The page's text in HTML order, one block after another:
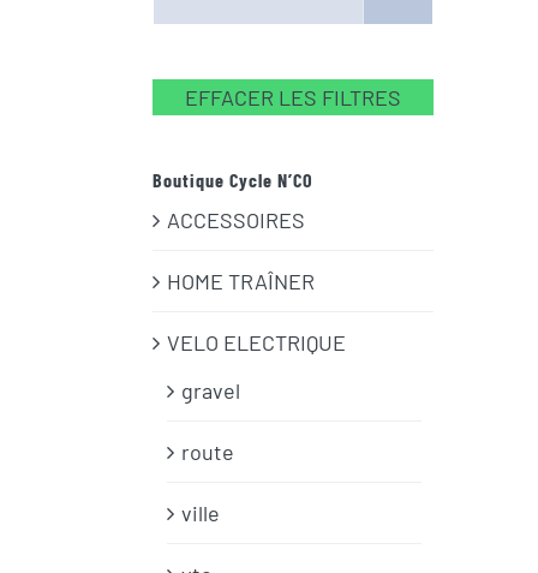
EFFACER LES FILTRES
Boutique Cycle N’CO
ACCESSOIRES
HOME TRAÎNER
VELO ELECTRIQUE
gravel
route
ville